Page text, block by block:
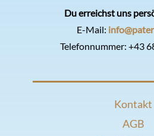
Du erreichst uns
E-Mail:
Telefonnummer: +43
Kontakt
AGB